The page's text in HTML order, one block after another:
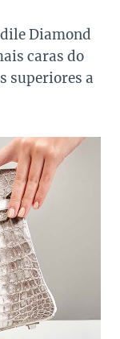
Diamond
caras do
superiores a